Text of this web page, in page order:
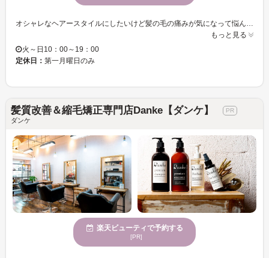
もっと見る
火～日10：00～19：00
定休日： 第一月曜日のみ
髪質改善＆縮毛矯正専門店Danke【ダンケ】
ダンケ
楽天ビューティで予約する
[PR]